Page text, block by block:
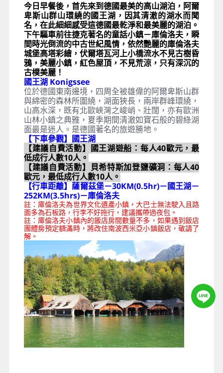
今日早餐後，首先來到德國最美的高山湖泊，阿爾
卑斯山群山環繞的國王湖，因其清澈的湖水而聞
名，在此細細感受這德國最乾淨和最美麗的湖泊。
下午驅車前往捷克著名的童話小鎮－庫倫洛夫，瞬
間時光倒流的中古世紀風情，依然艷麗的庫倫洛夫
城堡高塔彩繪，伏爾塔瓦河上小橋流水不見古樹昏
鴉，美麗小鎮，紅色屋頂，不見荒涼，只有深沉的
古樸美麗！
國王湖 Konigssee
位於德國東南邊境，四周全被雄偉的阿爾卑斯山群
與綿密的森林所圍繞，湖面狹長，兩岸群峰環繞，
山高水深，既有北歐峽灣之峻峭、壯闊，亦有歐洲
山林小鎮之典雅，夏季期間清澈如寶石般的碧綠湖
面最是迷人。是德國著名的旅遊勝地。
【下車參觀】國王湖
【建議自費活動】國王湖遊船：每人40歐元，最
低成行人數10人。
【建議自費活動】貝希特斯加登鹽礦洞：每人40
歐元，最低成行人數10人。
【行車距離】薩爾茲堡－30KM(0.5hr)－國王湖－
252KM(3.5hrs)－庫倫洛夫
註：庫倫洛夫為世界文化遺產小鎮，大巴士無法駛入且路
面多為石板路，行李不好拖行，建議攜帶過夜包。
註：庫倫洛夫小鎮內的飯店房間數量不多，如果遇到飯店
團體房預定額滿時，將改住南波西米亞小鎮飯店，敬請了
解。